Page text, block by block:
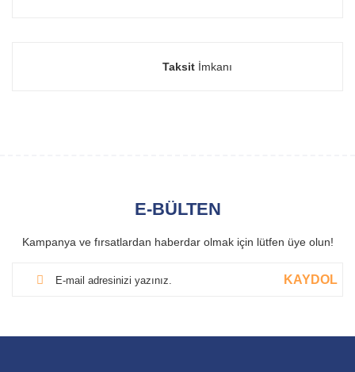
Taksit İmkanı
E-BÜLTEN
Kampanya ve fırsatlardan haberdar olmak için lütfen üye olun!
KAYDOL